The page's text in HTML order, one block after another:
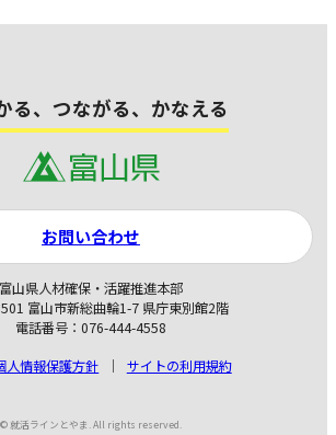
る、つながる、かなえる
富山県人材確保・活躍推進本部
富山市新総曲輪1-7 県庁東別館2階
電話番号：076-444-4558
人情報保護方針
サイトの利用規約
お問い合わせ
© 就活ラインとやま. All rights reserved.